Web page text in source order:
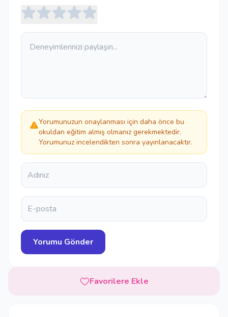
Yorumunuzun onaylanması için daha önce bu
okuldan eğitim almış olmanız gerekmektedir.
Yorumunuz incelendikten sonra yayınlanacaktır.
Favorilere Ekle